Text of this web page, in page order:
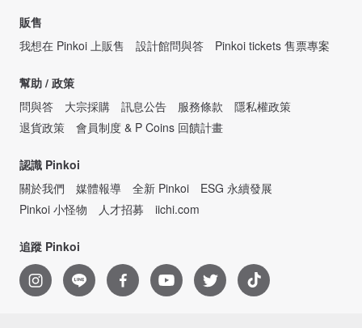
販售
我想在 Pinkoi 上販售
設計館問與答 Pinkoi tickets 售票專案
幫助 / 政策
問與答
大宗採購 訊息公告 服務條款
隱私權政策
退貨政策
會員制度 & P Coins 回饋計畫
認識 Pinkoi
關於我們
媒體報導 全新 Pinkoi
ESG 永續發展
Pinkoi 小怪物
人才招募 iichi.com
追蹤 Pinkoi